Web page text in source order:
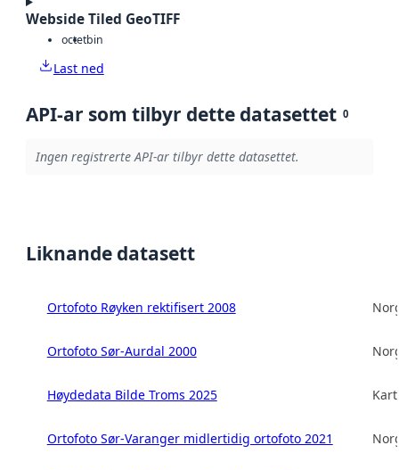
Webside Tiled GeoTIFF
octetbin
Last ned
API-ar som tilbyr dette datasettet 0
Ingen registrerte API-ar tilbyr dette datasettet.
Liknande datasett
Ortofoto Røyken rektifisert 2008
Ortofoto Sør-Aurdal 2000
Høydedata Bilde Troms 2025
Ortofoto Sør-Varanger midlertidig ortofoto 2021